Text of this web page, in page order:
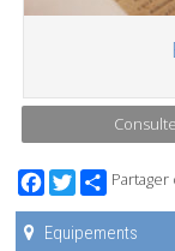
FacebookTwitter
Equipements